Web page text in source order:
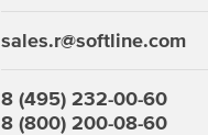
sales.r@softline.com
8 (495) 232-00-60
8 (800) 200-08-60